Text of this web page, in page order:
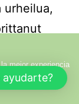
urheilua,
niistä
tulossa
mejor experiencia
ayudarte?